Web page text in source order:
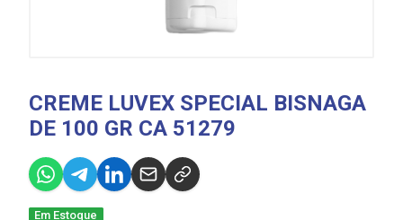
CREME LUVEX SPECIAL BISNAGA
DE 100 GR CA 51279
Em Estoque